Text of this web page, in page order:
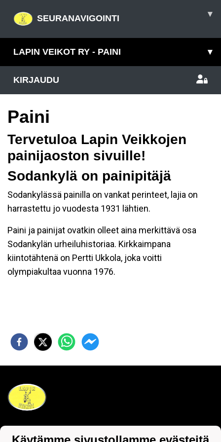
SEURANAVIGOINTI ▾
LAPIN VEIKOT RY - PAINI ▾
KIRJAUDU
Paini
Tervetuloa Lapin Veikkojen
painijaoston sivuille!
Sodankylä on painipitäjä
Sodankylässä painilla on vankat perinteet, lajia on
harrastettu jo vuodesta 1931 lähtien.
Paini ja painijat ovatkin olleet aina merkittävä osa
Sodankylän urheiluhistoriaa. Kirkkaimpana
kiintotähtenä on Pertti Ukkola, joka voitti
olympiakultaa vuonna 1976.